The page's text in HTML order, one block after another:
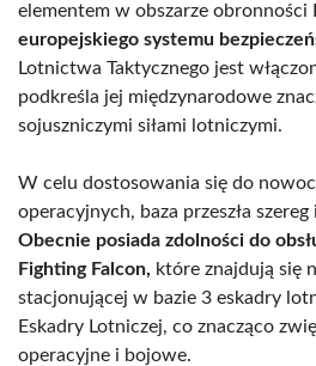
elementem w obszarze obronności
europejskiego systemu
Lotnictwa Taktycznego jest
podkreśla jej międzynarodowe
sojuszniczymi siłami lotniczymi.
W celu dostosowania się do
operacyjnych, baza przeszła
Obecnie posiada zdolności do
Fighting Falcon, które znajdują się
stacjonującej w bazie 3 eskadry
Eskadry Lotniczej, co znacząco
operacyjne i bojowe.